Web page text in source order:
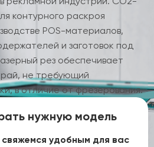
контурного раскроя
POS-материалов,
и заготовок под
рез обеспечивает
не требующий
в отличие от фрезерования.
нужную модель
удобным для вас